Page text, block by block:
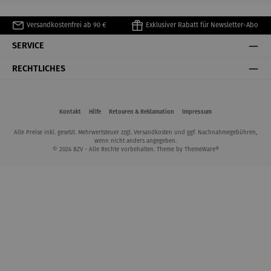
Versandkostenfrei ab 90 € Exklusiver Rabatt für Newsletter-Abo
SERVICE
RECHTLICHES
Kontakt Hilfe Retouren & Reklamation Impressum
Alle Preise inkl. gesetzl. Mehrwertsteuer zzgl. Versandkosten und ggf. Nachnahmegebühren,
wenn nicht anders angegeben.
© 2026 BZV - Alle Rechte vorbehalten. Theme by ThemeWare®